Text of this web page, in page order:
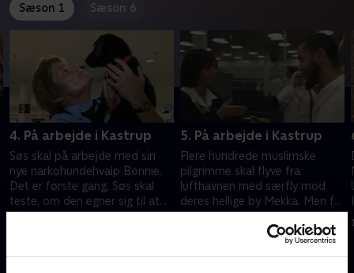
Sæson 1 Sæson 6
4. På arbejde i Kastrup
Søs skal på arbejde med sin
nye narkohundehvalp Bonnie.
Det er første gang, Søs skal
teste, om den egner sig til at
arbejde i lufthavnens specielle
5. På arbejde i Kastrup
Flere hundrede muslimske
pilgrimme skal flyve fra
lufthavnen med særfly mod
deres hellige by Mekka. Men få
minutter før flyafgang mangler
flere af passagererne
4. marts 2010 • 24 min
Andre så også